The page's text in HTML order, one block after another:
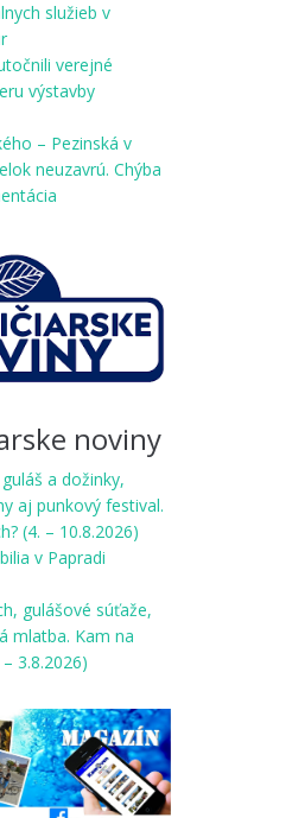
služieb v
verejné
výstavby
– Pezinská v
neuzavrú. Chýba
noviny
a dožinky,
aj punkový festival.
(4. – 10.8.2026)
v Papradi
gulášové súťaže,
mlatba. Kam na
3.8.2026)